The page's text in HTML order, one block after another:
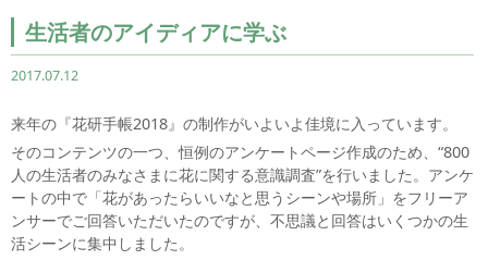
生活者のアイディアに学ぶ
2017.07.12
来年の『花研手帳2018』の制作がいよいよ佳境に入っています。
そのコンテンツの一つ、恒例のアンケートページ作成のため、“800
人の生活者のみなさまに花に関する意識調査”を行いました。アンケ
ートの中で「花があったらいいなと思うシーンや場所」をフリーア
ンサーでご回答いただいたのですが、不思議と回答はいくつかの生
活シーンに集中しました。